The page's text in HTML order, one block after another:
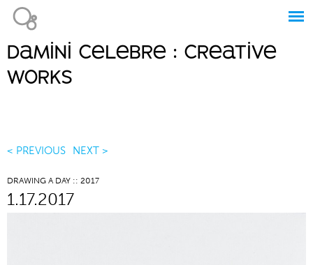
Main
menu
damini celebre : creative
works
< PREVIOUS NEXT >
DRAWING A DAY :: 2017
1.17.2017